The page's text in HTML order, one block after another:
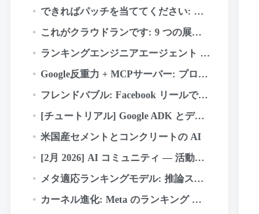
できればパッチを当ててください: デフォルトでセキュアな Android アプリ用の AI Codemods
これがクラウドランです: 9 つの展開方法 (それぞれをいつ使用するか)
ランキングエンジニアエージェント (REA): Meta の広告ランキングの革新を加速する自律型 AI エージェント
Google反重力 + MCPサーバー: プロンプトだけで GitHub に接続してコードをプッシュする方法 (一部…
フレンドバブル: Facebook リールでのソーシャル ディスカバリの強化
[チュートリアル] Google ADK とデュアル A40 GPU を使用して Google の Gemma-4b をローカルで実行する
米国産セメントとコンクリートの AI
[2月 2026] AI コミュニティ — 活動のハイライトと成果
メタ適応ランキングモデル: 推論スケーリング曲線を曲げて広告用の LLM スケール モデルを提供する
カーネル進化: Meta のランキング エンジニア エージェントが AI インフラストラクチャを最適化する方法